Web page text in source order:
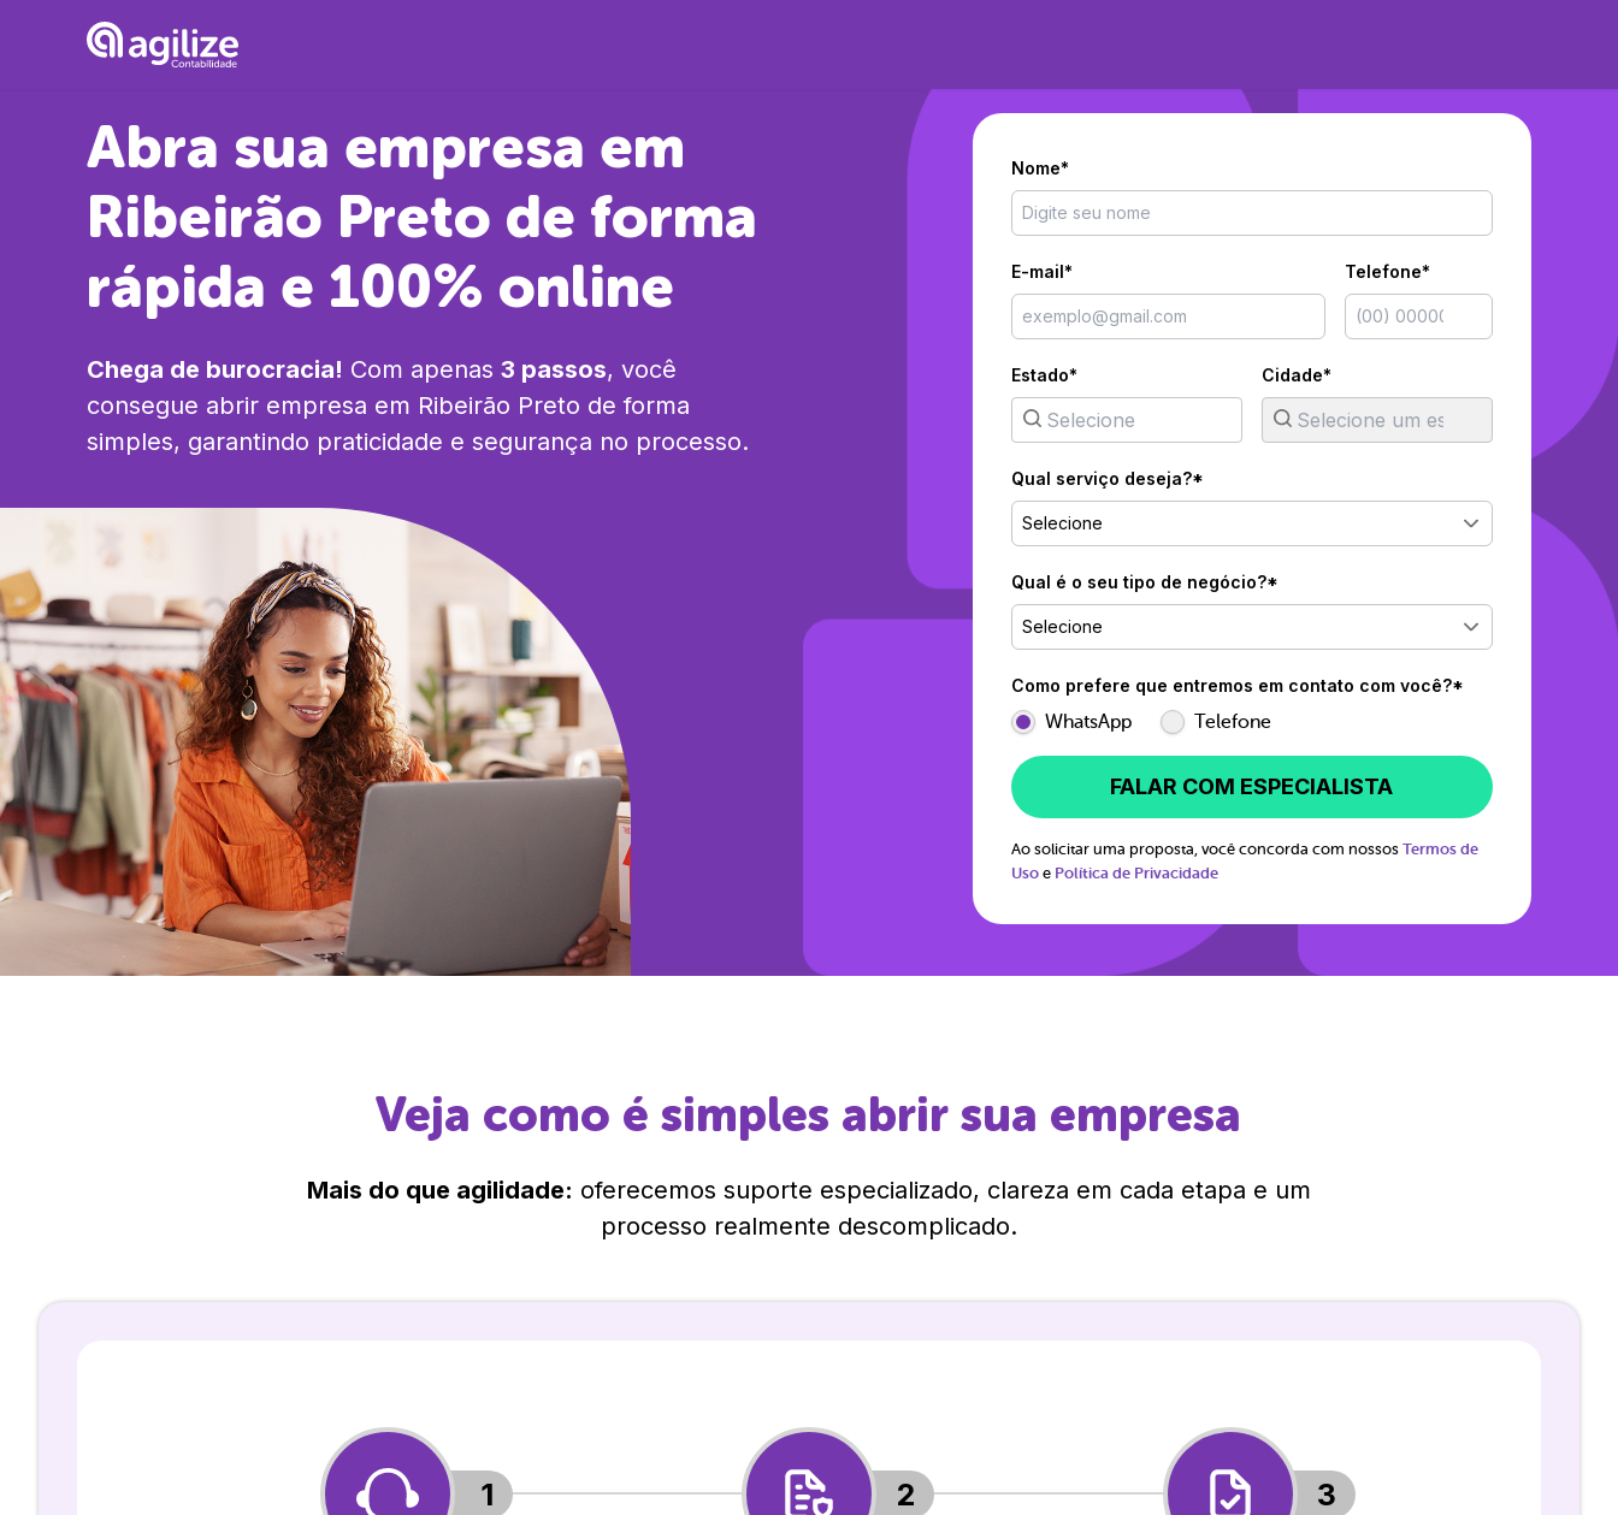
Abra sua empresa em
Ribeirão Preto de forma
rápida e 100% online
Chega de burocracia! Com apenas 3 passos, você
consegue abrir empresa em Ribeirão Preto de forma
simples, garantindo praticidade e segurança no processo.
Nome*
E-mail* Telefone*
Estado* Cidade*
Qual serviço deseja?*
Selecione
Qual é o seu tipo de negócio?*
Selecione
Como prefere que entremos em contato com você?*
WhatsApp Telefone
FALAR COM ESPECIALISTA
Ao solicitar uma proposta, você concorda com nossos Termos de
Uso e Política de Privacidade
Veja como é simples abrir sua empresa
Mais do que agilidade: oferecemos suporte especializado, clareza em cada etapa e um
processo realmente descomplicado.
1 2 3